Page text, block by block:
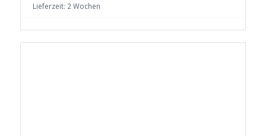
Lieferzeit: 2 Wochen